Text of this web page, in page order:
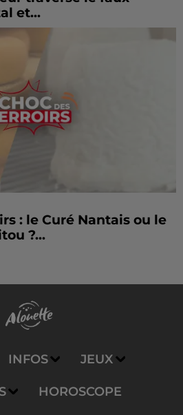
et...
: le Curé Nantais ou le
?...
INFOS JEUX
HOROSCOPE